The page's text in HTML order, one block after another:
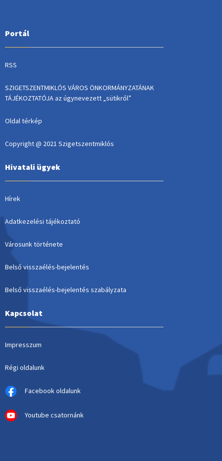
Portál
RSS
SZIGETSZENTMIKLÓS VÁROS ÖNKORMÁNYZATÁNAK
TÁJÉKOZTATÓJA az úgynevezett „sütikről”
Oldal térkép
Copyright @ 2021 Szigetszentmiklós
Hivatali ügyek
Hírek
Adatkezelési tájékoztató
Városunk története
Belső visszaélés-bejelentés
Belső visszaélés-bejelentés szabályzata
Kapcsolat
Impresszum
Régi oldalunk
Facebook oldalunk
Youtube csatornánk